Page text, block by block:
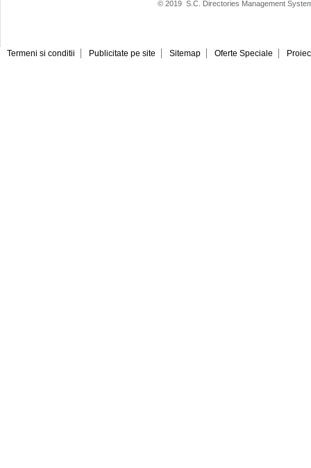
© 2019 S.C. Directories Management
Termeni si conditii Publicitate pe site Sitemap Oferte Speciale